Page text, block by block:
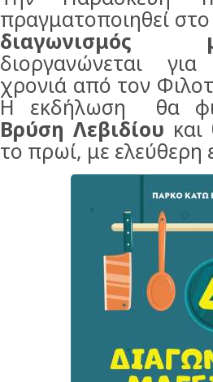
πραγματοποιηθεί
διαγωνισμός
διοργανώνεται
χρονιά από τον
Η εκδήλωση θα
Βρύση Λεβιδίου και
το πρωί, με ελεύθερη